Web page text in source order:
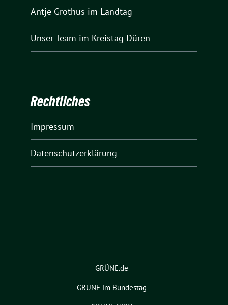
Antje Grothus im Landtag
Unser Team im Kreistag Düren
Rechtliches
Impressum
Datenschutzerklärung
GRÜNE.de
GRÜNE im Bundestag